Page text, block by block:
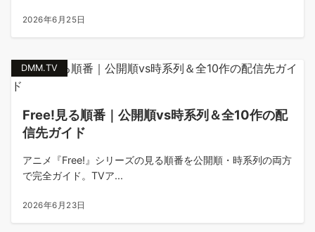
2026年6月25日
DMM.TV
Free!見る順番｜公開順vs時系列＆全10作の配
信先ガイド
アニメ『Free!』シリーズの見る順番を公開順・時系列の両方
で完全ガイド。TVア...
2026年6月23日